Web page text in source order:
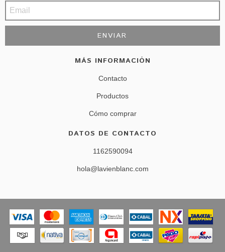
MÁS INFORMACIÓN
Contacto
Productos
Cómo comprar
DATOS DE CONTACTO
1162590094
hola@lavienblanc.com